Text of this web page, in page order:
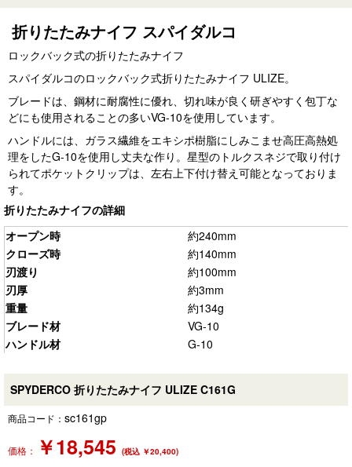
折りたたみナイフ スパイダルコ
ロックバック式の折りたたみナイフ
スパイダルコのロックバック式折りたたみナイフ ULIZE。
ブレードは、鋼材に耐腐性に優れ、切れ味が良く研ぎやすく包丁な
どにも使用されることの多いVG-10を使用しています。
ハンドルには、ガラス繊維をエキシポ樹脂にしみこませ高圧高熱処
理をしたG-10を使用し丈夫な作り。星型のトルクスネジで取り付け
られてポケットクリップは、左右上下付け替え可能となっておりま
す。
折りたたみナイフの詳細
オープン時
約240mm
クローズ時
約140mm
刃渡り
約100mm
刃厚
約3mm
重量
約134g
ブレード材
VG-10
ハンドル材
G-10
SPYDERCO 折りたたみナイフ ULIZE C161G
商品コード： sc161gp
価格： ￥18,545 (税込 ￥20,400)